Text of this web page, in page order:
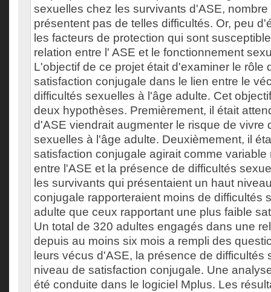
sexuelles chez les survivants d'ASE,
présentent pas de telles difficultés. Or, peu
les facteurs de protection qui sont
relation entre l' ASE et le fonctionnement
L'objectif de ce projet était d'examiner le rôle
satisfaction conjugale dans le lien entre le
difficultés sexuelles à l'âge adulte. Cet
deux hypothèses. Premièrement, il était
d'ASE viendrait augmenter le risque de vivre
sexuelles à l'âge adulte. Deuxièmement, il
satisfaction conjugale agirait comme variable
entre l'ASE et la présence de difficultés
les survivants qui présentaient un haut
conjugale rapporteraient moins de difficultés
adulte que ceux rapportant une plus faible
Un total de 320 adultes engagés dans une
depuis au moins six mois a rempli des
leurs vécus d'ASE, la présence de difficultés
niveau de satisfaction conjugale. Une
été conduite dans le logiciel Mplus. Les